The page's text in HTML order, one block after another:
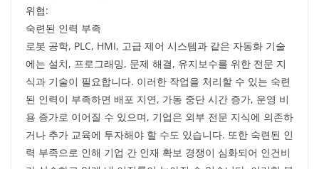
위협:
숙련된 인력 부족
로봇 공학, PLC, HMI, 고급 제어 시스템과 같은 자동화 기술
에는 설치, 프로그래밍, 문제 해결, 유지보수를 위한 전문 지
식과 기술이 필요합니다. 이러한 작업을 처리할 수 있는 숙련
된 인력이 부족하면 배포 지연, 가동 중단 시간 증가, 운영 비
용 증가로 이어질 수 있으며, 기업은 외부 전문 지식에 의존하
거나 추가 교육에 투자해야 할 수도 있습니다. 또한 숙련된 인
력 부족으로 인해 기업 간 인재 확보 경쟁이 심화되어 인건비